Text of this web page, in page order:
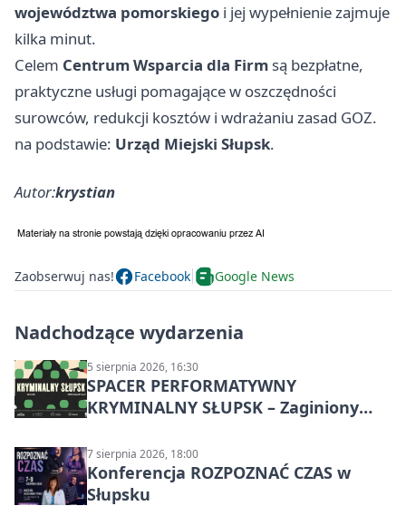
województwa pomorskiego i jej wypełnienie zajmuje
kilka minut.
Celem Centrum Wsparcia dla Firm są bezpłatne,
praktyczne usługi pomagające w oszczędności
surowców, redukcji kosztów i wdrażaniu zasad GOZ.
na podstawie: Urząd Miejski Słupsk.
Autor:krystian
Zaobserwuj nas! Facebook Google News
Nadchodzące wydarzenia
5 sierpnia 2026, 16:30
SPACER PERFORMATYWNY
KRYMINALNY SŁUPSK – Zaginiony
7 sierpnia 2026, 18:00
Konferencja ROZPOZNAĆ CZAS w
Słupsku